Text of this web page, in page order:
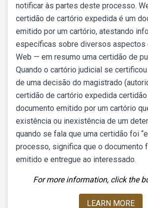
notificar às partes deste processo.
certidão de cartório expedida é um
emitido por um cartório, atestando
específicas sobre diversos aspectos
Web — em resumo uma certidão de
Quando o cartório judicial se
de uma decisão do magistrado
certidão de cartório expedida
documento emitido por um cartório
existência ou inexistência de um
quando se fala que uma certidão foi
processo, significa que o documento
emitido e entregue ao interessado.
For more information, click the
LEARN MORE